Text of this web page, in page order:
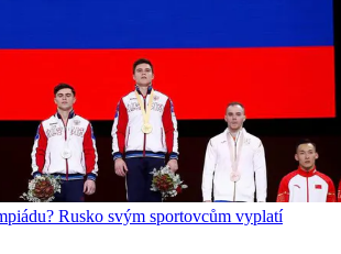
Rusko svým sportovcům vyplatí